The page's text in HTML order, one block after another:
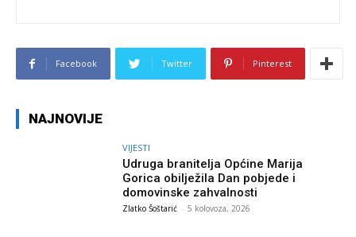
Facebook Twitter Pinterest
NAJNOVIJE
VIJESTI
Udruga branitelja Općine Marija
Gorica obilježila Dan pobjede i
domovinske zahvalnosti
Zlatko Šoštarić - 5 kolovoza, 2026